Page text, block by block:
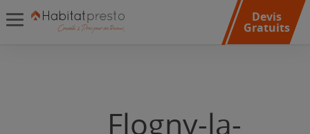
Devis
Gratuits
Flogny-la-